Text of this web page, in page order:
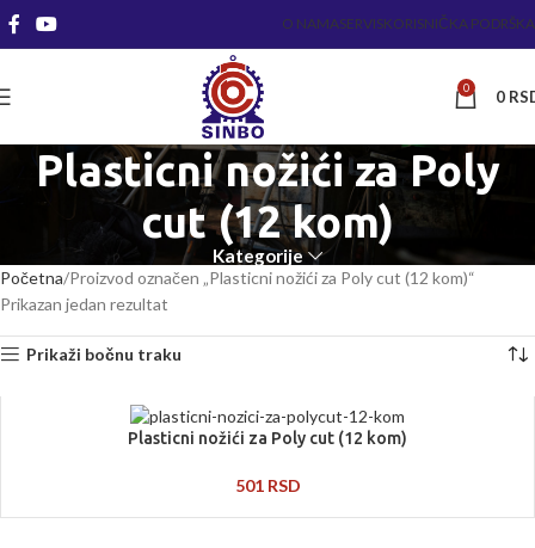
O NAMASERVISKORISNIČKA PODRŠKA
0 0
Plasticni nožići za Poly
cut (12 kom)
Kategorije
Početna Proizvod označen „Plasticni nožići za Poly cut (12 kom)“
Prikazan jedan rezultat
Prikaži bočnu traku
Plasticni nožići za Poly cut (12 kom)
501 RSD